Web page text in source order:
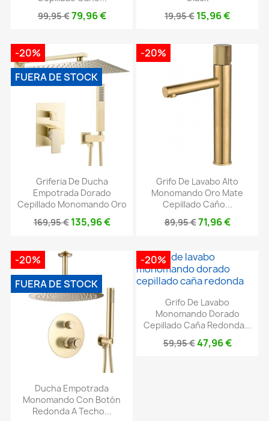
99,95 €79,96 €
19,95 € 15,96 €
Griferia De Ducha
Empotrada Dorado
Cepillado Monomando Oro
169,95 € 135,96 €
-20%
FUERA DE STOCK
Grifo De Lavabo Alto
Monomando Oro Mate
Cepillado Caño...
89,95 €71,96 €
-20%
Ducha Empotrada
Monomando Con Botón
Redonda A Techo...
-20%
FUERA DE STOCK
Grifo De Lavabo
Monomando Dorado
Cepillado Caña Redonda...
59,95 €47,96 €
-20%